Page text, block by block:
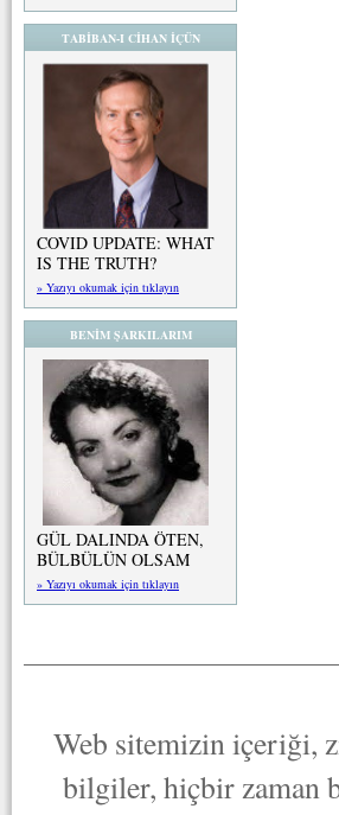
TABİBAN-I CİHAN İÇÜN
COVID UPDATE: WHAT
IS THE TRUTH?
» Yazıyı okumak için tıklayın
BENİM ŞARKILARIM
GÜL DALINDA ÖTEN,
BÜLBÜLÜN OLSAM
» Yazıyı okumak için tıklayın
Web sitemizin içeriği,
bilgiler, hiçbir zaman